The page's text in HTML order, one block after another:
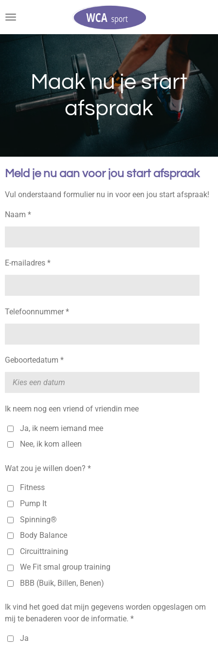
direct
naar
hoofdinhoud
Maak nu je start
afspraak
Meld je nu aan voor jou start afspraak
Vul onderstaand formulier nu in voor een jou start afspraak!
Naam *
E-mailadres *
Telefoonnummer *
Geboortedatum *
Ik neem nog een vriend of vriendin mee
Ja, ik neem iemand mee
Nee, ik kom alleen
Wat zou je willen doen? *
Fitness
Pump It
Spinning®
Body Balance
Circuittraining
We Fit smal group training
BBB (Buik, Billen, Benen)
Ik vind het goed dat mijn gegevens worden opgeslagen om
mij te benaderen voor de informatie. *
Ja